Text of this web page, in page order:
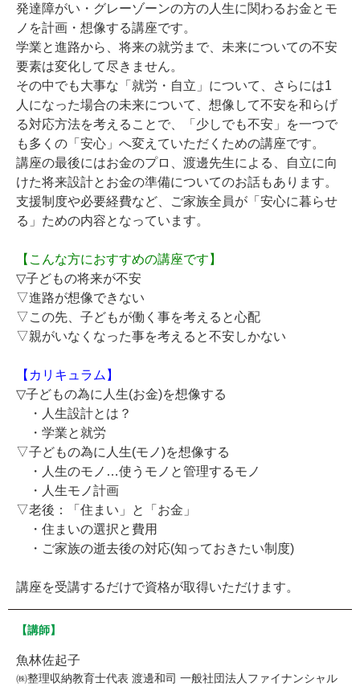
発達障がい・グレーゾーンの方の人生に関わるお金とモ
ノを計画・想像する講座です。
学業と進路から、将来の就労まで、未来についての不安
要素は変化して尽きません。
その中でも大事な「就労・自立」について、さらには1
人になった場合の未来について、想像して不安を和らげ
る対応方法を考えることで、「少しでも不安」を一つで
も多くの「安心」へ変えていただくための講座です。
講座の最後にはお金のプロ、渡邊先生による、自立に向
けた将来設計とお金の準備についてのお話もあります。
支援制度や必要経費など、ご家族全員が「安心に暮らせ
る」ための内容となっています。
【こんな方におすすめの講座です】
▽子どもの将来が不安
▽進路が想像できない
▽この先、子どもが働く事を考えると心配
▽親がいなくなった事を考えると不安しかない
【カリキュラム】
▽子どもの為に人生(お金)を想像する
・人生設計とは？
・学業と就労
▽子どもの為に人生(モノ)を想像する
・人生のモノ…使うモノと管理するモノ
・人生モノ計画
▽老後：「住まい」と「お金」
・住まいの選択と費用
・ご家族の逝去後の対応(知っておきたい制度)
講座を受講するだけで資格が取得いただけます。
【講師】
魚林佐起子
㈱整理収納教育士代表 渡邊和司 一般社団法人ファイナンシャル